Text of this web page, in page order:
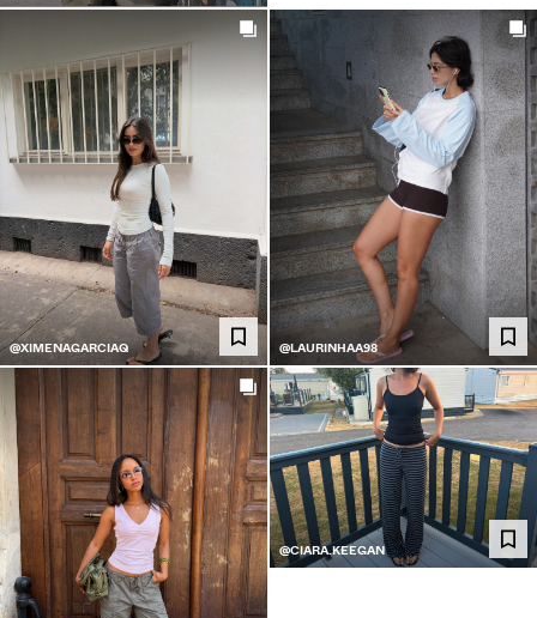
@XIMENAGARCIAQ @LAURINHAA98
@CIARA.KEEGAN